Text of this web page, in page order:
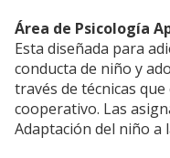
Área de Psicología
Esta diseñada para
conducta de niño y
través de técnicas
cooperativo. Las
Adaptación del niño a